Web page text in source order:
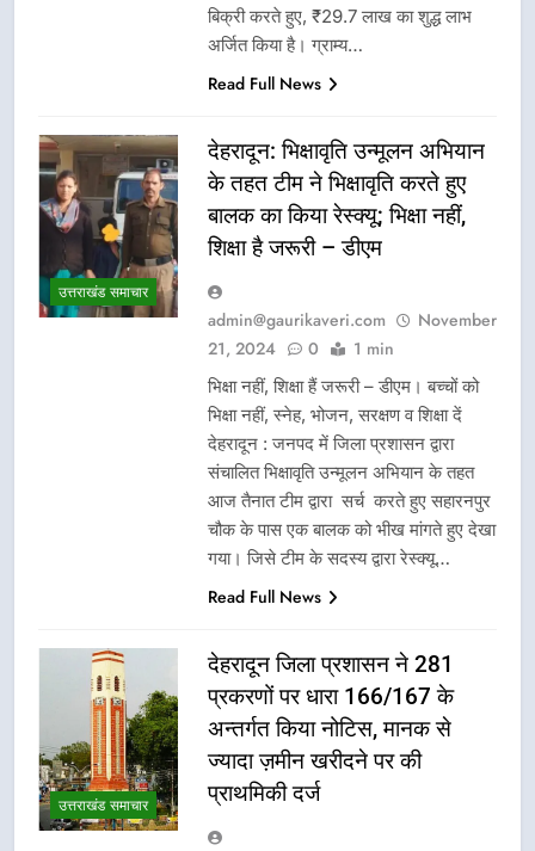
बिक्री करते हुए, ₹29.7 लाख का शुद्ध लाभ
अर्जित किया है। ग्राम्य…
Read Full News
उत्तराखंड समाचार
देहरादून: भिक्षावृति उन्मूलन अभियान
के तहत टीम ने भिक्षावृति करते हुए
बालक का किया रेस्क्यू; भिक्षा नहीं,
शिक्षा है जरूरी – डीएम
admin@gaurikaveri.com
November
21, 2024
0 1 min
भिक्षा नहीं, शिक्षा हैं जरूरी – डीएम। बच्चों को
भिक्षा नहीं, स्नेह, भोजन, सरक्षण व शिक्षा दें
देहरादून : जनपद में जिला प्रशासन द्वारा
संचालित भिक्षावृति उन्मूलन अभियान के तहत
आज तैनात टीम द्वारा सर्च करते हुए सहारनपुर
चौक के पास एक बालक को भीख मांगते हुए देखा
गया। जिसे टीम के सदस्य द्वारा रेस्क्यू…
Read Full News
उत्तराखंड समाचार
देहरादून जिला प्रशासन ने 281
प्रकरणों पर धारा 166/167 के
अन्तर्गत किया नोटिस, मानक से
ज्यादा ज़मीन खरीदने पर की
प्राथमिकी दर्ज